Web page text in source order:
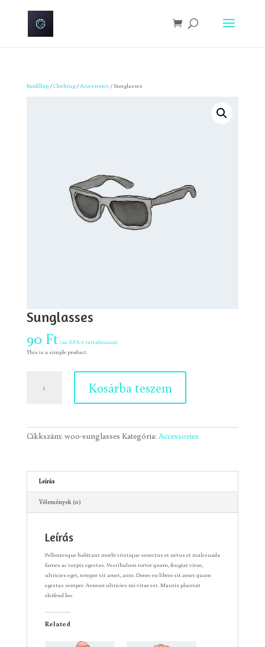
Kezdőlap/Clothing/Accessories / Sunglasses
Sunglasses
90 Ft (az ÁFA-t tartalmazza)
This is a simple product.
mennyiség
Kosárba teszem
Cikkszám: woo-sunglasses Kategória: Accessories
Leírás
Vélemények (0)
Leírás
Pellentesque habitant morbi tristique senectus et netus et malesuada
fames ac turpis egestas. Vestibulum tortor quam, feugiat vitae,
ultricies eget, tempor sit amet, ante. Donec eu libero sit amet quam
egestas semper. Aenean ultricies mi vitae est. Mauris placerat
eleifend leo.
Related